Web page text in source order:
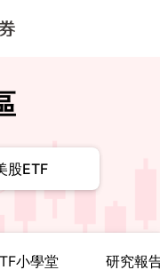
股ETF
小學堂 研究報